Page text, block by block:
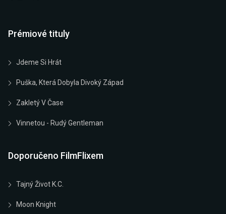
Prémiové tituly
Jdeme Si Hrát
Puška, Která Dobyla Divoký Západ
Zakletý V Čase
Vinnetou - Rudý Gentleman
Doporučeno FilmFlixem
Tajný Život K.C.
Moon Knight